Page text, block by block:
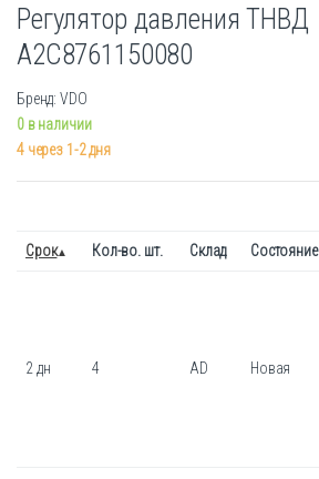
Регулятор давления ТНВД
A2C8761150080
Бренд: VDO
0 в наличии
4 через 1-2 дня
Срок Кол-во. шт. Склад Состояние
2 дн 4 AD Новая